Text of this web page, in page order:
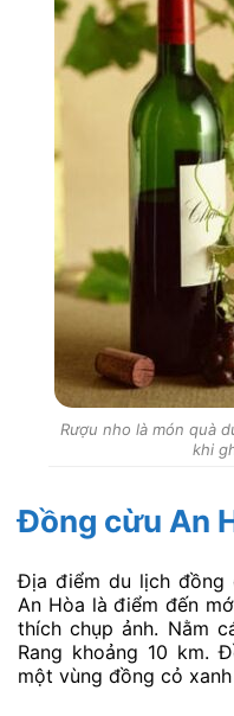
Rượu nho là món quà
khi
Đồng cừu An
Địa điểm du lịch đồng
An Hòa là điểm đến
thích chụp ảnh. Nằm
Rang khoảng 10 km.
một vùng đồng cỏ